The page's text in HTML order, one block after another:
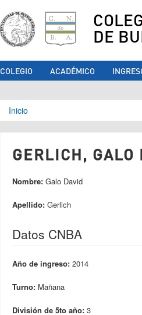
DE
COLEGIO ACADÉMICO
Se encuentra
Inicio
GERLICH, GALO
Nombre: Galo David
Apellido: Gerlich
Datos CNBA
Año de ingreso: 2014
Turno: Mañana
División de 5to año: 3